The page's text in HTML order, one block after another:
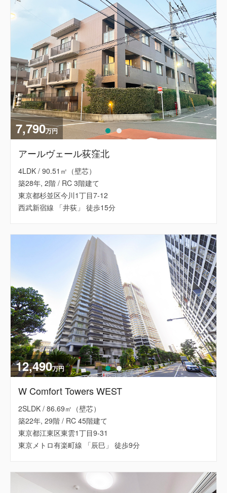
7,790万円
アールヴェール荻窪北
4LDK / 90.51㎡（壁芯）
築28年, 2階 / RC 3階建て
東京都杉並区今川1丁目7-12
西武新宿線 「井荻」 徒歩15分
12,490万円
W Comfort Towers WEST
2SLDK / 86.69㎡（壁芯）
築22年, 29階 / RC 45階建て
東京都江東区東雲1丁目9-31
東京メトロ有楽町線 「辰巳」 徒歩9分